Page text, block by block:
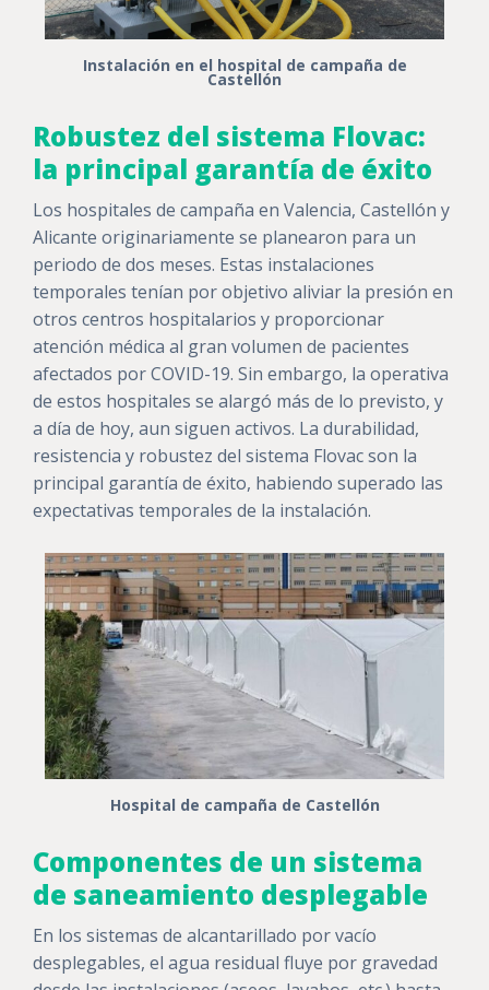
Instalación en el hospital de campaña de
Castellón
Robustez del sistema Flovac:
la principal garantía de éxito
Los hospitales de campaña en Valencia, Castellón y
Alicante originariamente se planearon para un
periodo de dos meses. Estas instalaciones
temporales tenían por objetivo aliviar la presión en
otros centros hospitalarios y proporcionar
atención médica al gran volumen de pacientes
afectados por COVID-19. Sin embargo, la operativa
de estos hospitales se alargó más de lo previsto, y
a día de hoy, aun siguen activos. La durabilidad,
resistencia y robustez del sistema Flovac son la
principal garantía de éxito, habiendo superado las
expectativas temporales de la instalación.
Hospital de campaña de Castellón
Componentes de un sistema
de saneamiento desplegable
En los sistemas de alcantarillado por vacío
desplegables, el agua residual fluye por gravedad